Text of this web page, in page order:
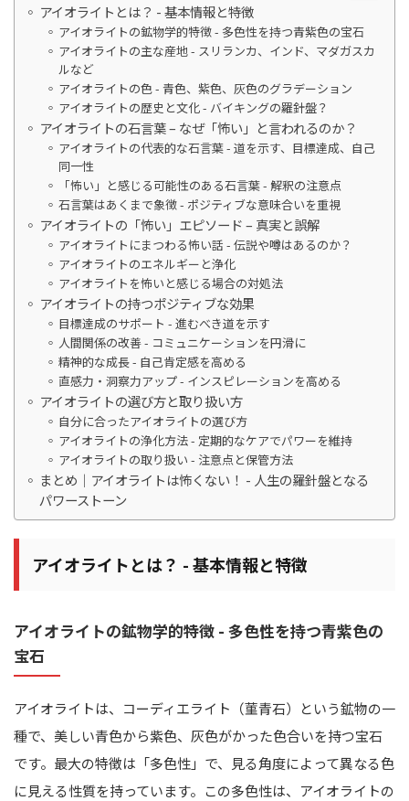
アイオライトとは？ - 基本情報と特徴
アイオライトの鉱物学的特徴 - 多色性を持つ青紫色の宝石
アイオライトの主な産地 - スリランカ、インド、マダガスカ
ルなど
アイオライトの色 - 青色、紫色、灰色のグラデーション
アイオライトの歴史と文化 - バイキングの羅針盤？
アイオライトの石言葉 – なぜ「怖い」と言われるのか？
アイオライトの代表的な石言葉 - 道を示す、目標達成、自己
同一性
「怖い」と感じる可能性のある石言葉 - 解釈の注意点
石言葉はあくまで象徴 - ポジティブな意味合いを重視
アイオライトの「怖い」エピソード – 真実と誤解
アイオライトにまつわる怖い話 - 伝説や噂はあるのか？
アイオライトのエネルギーと浄化
アイオライトを怖いと感じる場合の対処法
アイオライトの持つポジティブな効果
目標達成のサポート - 進むべき道を示す
人間関係の改善 - コミュニケーションを円滑に
精神的な成長 - 自己肯定感を高める
直感力・洞察力アップ - インスピレーションを高める
アイオライトの選び方と取り扱い方
自分に合ったアイオライトの選び方
アイオライトの浄化方法 - 定期的なケアでパワーを維持
アイオライトの取り扱い - 注意点と保管方法
まとめ｜アイオライトは怖くない！ - 人生の羅針盤となる
パワーストーン
アイオライトとは？ - 基本情報と特徴
アイオライトの鉱物学的特徴 - 多色性を持つ青紫色の
宝石
アイオライトは、コーディエライト（菫青石）という鉱物の一
種で、美しい青色から紫色、灰色がかった色合いを持つ宝石
です。最大の特徴は「多色性」で、見る角度によって異なる色
に見える性質を持っています。この多色性は、アイオライトの